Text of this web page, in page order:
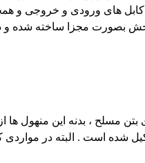
کابل های ورودی و خروجی و
بخش بصورت مجزا ساخته
بتن مسلح ، بدنه این منهول
شده است . البته در